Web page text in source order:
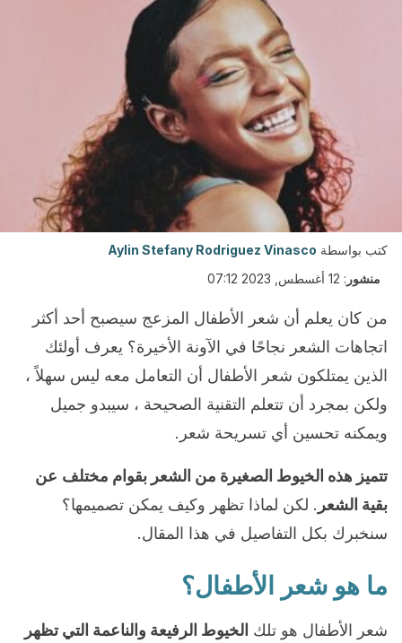
كتب بواسطة Aylin Stefany Rodriguez Vinasco
منشور : 12 أغسطس, 2023 07:12
من كان يعلم أن شعر الأطفال المزعج سيصبح أحد أكثر
اتجاهات الشعر نجاحًا في الآونة الأخيرة؟ يعرف أولئك
الذين يمتلكون شعر الأطفال أن التعامل معه ليس سهلاً ،
ولكن بمجرد أن تتعلم التقنية الصحيحة ، سيبدو جميل
ويمكنه تحسين أي تسريحة شعر.
تتميز هذه الخيوط الصغيرة من الشعر بقوام مختلف عن
بقية الشعر . لكن لماذا تظهر وكيف يمكن تصميمها؟
سنخبرك بكل التفاصيل في هذا المقال.
ما هو شعر الأطفال؟
شعر الأطفال هو تلك الخيوط الرفيعة والناعمة التي تظهر